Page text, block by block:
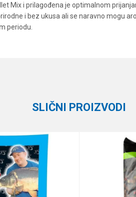
Mix i prilagođena je optimalnom
i bez ukusa ali se naravno mogu
periodu.
4 + 1 :
SLIČNI PROIZVODI